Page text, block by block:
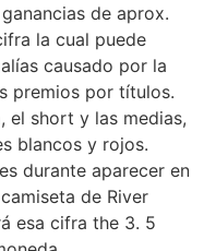
de aprox.
la cual puede
causado por la
premios por títulos.
el short y las medias,
blancos y rojos.
durante aparecer en
de River
esa cifra the 3. 5